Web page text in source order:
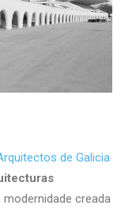
de Galicia
creada